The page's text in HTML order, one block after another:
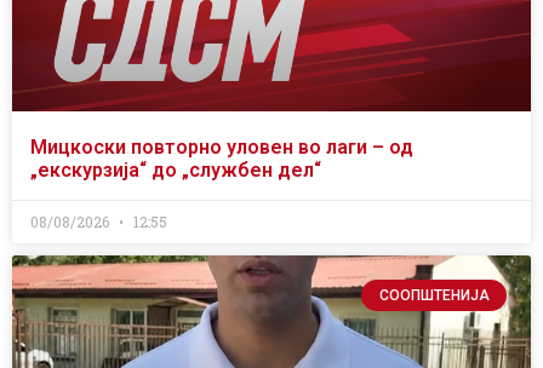
Мицкоски повторно уловен во лаги – од
„екскурзија“ до „службен дел“
08/08/2026 12:55
СООПШТЕНИЈА